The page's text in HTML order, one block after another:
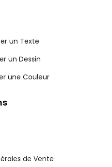
un Texte
un Dessin
une Couleur
de Vente